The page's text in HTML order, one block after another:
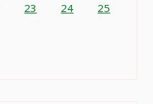
23 24
25